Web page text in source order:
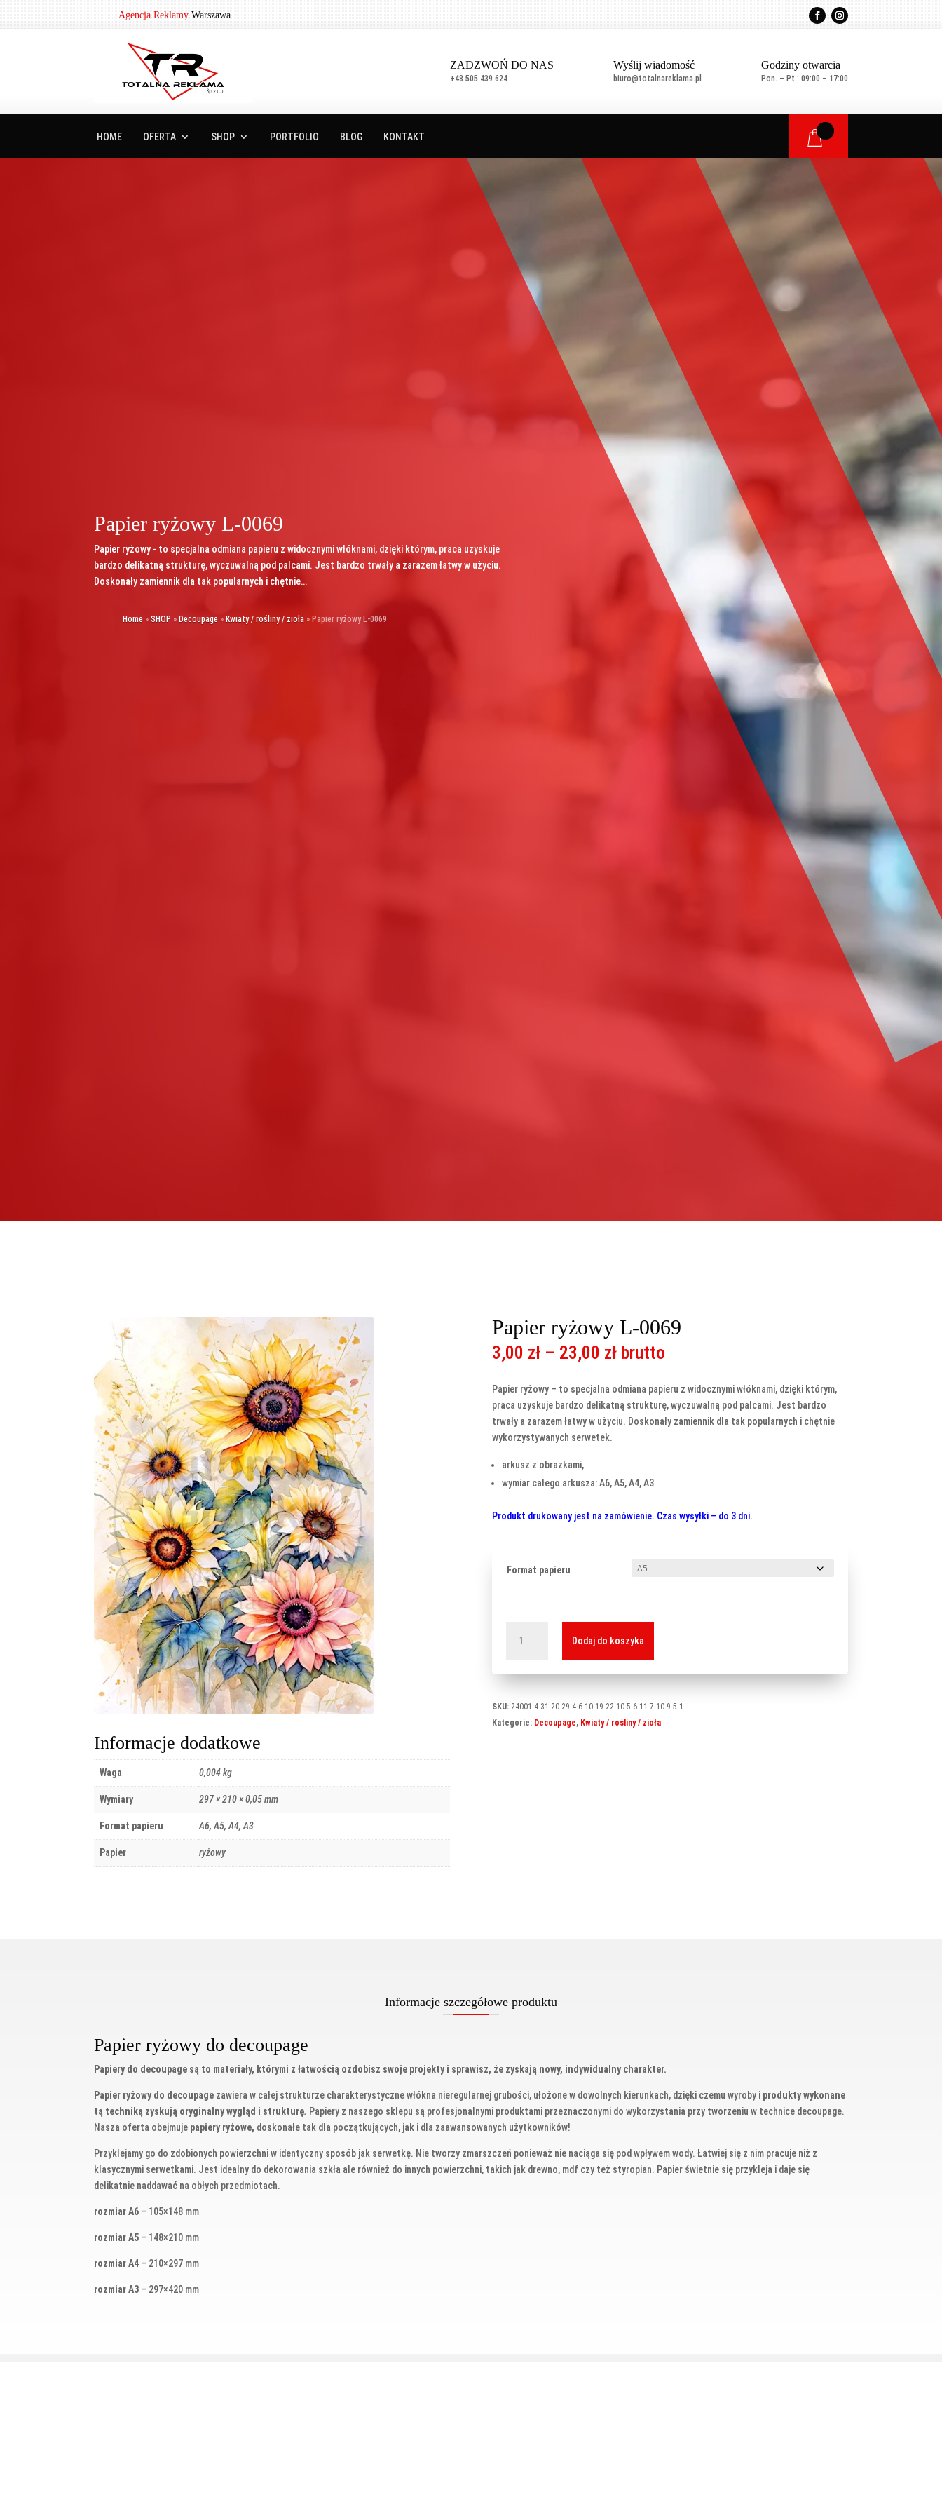
Agencja Reklamy Warszawa
ZADZWOŃ DO NAS
+48 505 439 624
Wyślij wiadomość
biuro@totalnareklama.pl
Godziny otwarcia
Pon. – Pt.: 09:00 – 17:00
HOME OFERTA SHOP PORTFOLIO BLOG KONTAKT
Papier ryżowy L-0069
Papier ryżowy - to specjalna odmiana papieru z widocznymi włóknami, dzięki którym, praca uzyskuje
bardzo delikatną strukturę, wyczuwalną pod palcami. Jest bardzo trwały a zarazem łatwy w użyciu.
Doskonały zamiennik dla tak popularnych i chętnie…
Home » SHOP » Decoupage » Kwiaty / rośliny / zioła » Papier ryżowy L-0069
Informacje dodatkowe
Waga 0,004 kg
Wymiary 297 × 210 × 0,05 mm
Format papieru A6, A5, A4, A3
Papier ryżowy
Papier ryżowy L-0069
3,00 zł – 23,00 złZakres
od
3,00 zł
do
23,00 zł
brutto
Papier ryżowy – to specjalna odmiana papieru z widocznymi włóknami, dzięki którym,
praca uzyskuje bardzo delikatną strukturę, wyczuwalną pod palcami. Jest bardzo
trwały a zarazem łatwy w użyciu. Doskonały zamiennik dla tak popularnych i chętnie
wykorzystywanych serwetek.
arkusz z obrazkami,
wymiar całego arkusza: A6, A5, A4, A3
Produkt drukowany jest na zamówienie. Czas wysyłki – do 3 dni.
Format papieru
Papier
L-
Dodaj do koszyka
SKU: 24001-4-31-20-29-4-6-10-19-22-10-5-6-11-7-10-9-5-1
Kategorie: Decoupage, Kwiaty / rośliny / zioła
Informacje szczegółowe produktu
Papier ryżowy do decoupage
Papiery do decoupage są to materiały, którymi z łatwością ozdobisz swoje projekty i sprawisz, że zyskają nowy, indywidualny charakter.
Papier ryżowy do decoupage zawiera w całej strukturze charakterystyczne włókna nieregularnej grubości, ułożone w dowolnych kierunkach, dzięki czemu wyroby i produkty wykonane
tą techniką zyskują oryginalny wygląd i strukturę. Papiery z naszego sklepu są profesjonalnymi produktami przeznaczonymi do wykorzystania przy tworzeniu w technice decoupage.
Nasza oferta obejmuje papiery ryżowe, doskonałe tak dla początkujących, jak i dla zaawansowanych użytkowników!
Przyklejamy go do zdobionych powierzchni w identyczny sposób jak serwetkę. Nie tworzy zmarszczeń ponieważ nie naciąga się pod wpływem wody. Łatwiej się z nim pracuje niż z
klasycznymi serwetkami. Jest idealny do dekorowania szkła ale również do innych powierzchni, takich jak drewno, mdf czy też styropian. Papier świetnie się przykleja i daje się
delikatnie naddawać na obłych przedmiotach.
rozmiar A6 – 105×148 mm
rozmiar A5 – 148×210 mm
rozmiar A4 – 210×297 mm
rozmiar A3 – 297×420 mm